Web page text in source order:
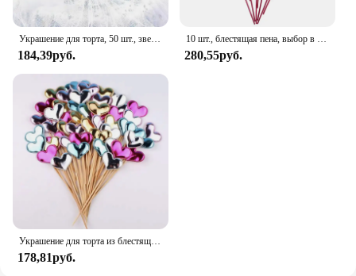
Украшение для торта, 50 шт., звезда, искусственная звезда, топ, декоративное украшение для торта на свадьбу, день рождения, Baby Shower
184,39руб.
10 шт., блестящая пена, выбор в форме сердца с любовью, красные/розовые цветы на День святого Валентина, свадебный фестиваль, домашняя ваза, принадлежности для декора садового стола
280,55руб.
Украшение для торта из блестящей кожи, 50/100 шт.
178,81руб.